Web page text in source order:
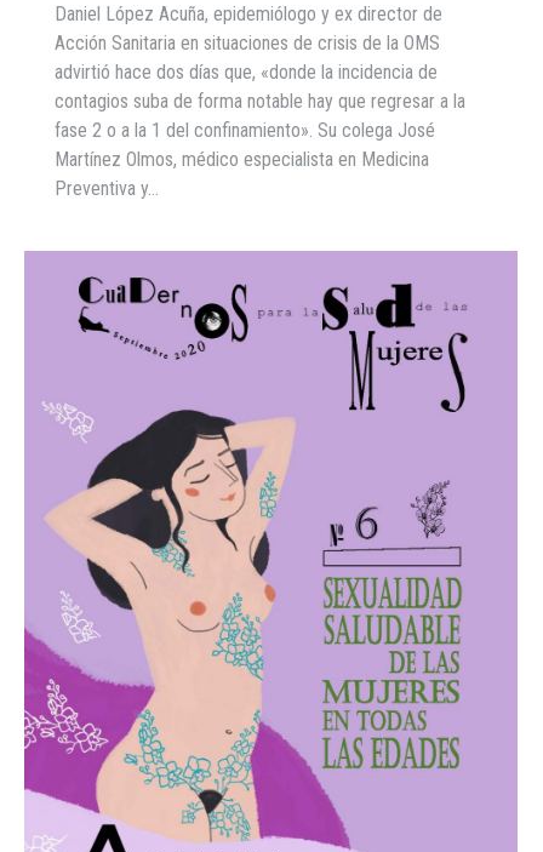
Daniel López Acuña, epidemiólogo y ex director de
Acción Sanitaria en situaciones de crisis de la OMS
advirtió hace dos días que, «donde la incidencia de
contagios suba de forma notable hay que regresar a la
fase 2 o a la 1 del confinamiento». Su colega José
Martínez Olmos, médico especialista en Medicina
Preventiva y…